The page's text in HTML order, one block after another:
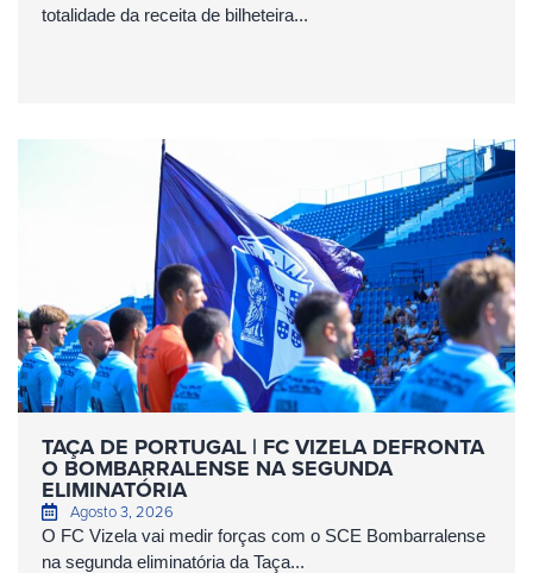
totalidade da receita de bilheteira...
TAÇA DE PORTUGAL | FC VIZELA DEFRONTA
O BOMBARRALENSE NA SEGUNDA
ELIMINATÓRIA
Agosto 3, 2026
O FC Vizela vai medir forças com o SCE Bombarralense
na segunda eliminatória da Taça...